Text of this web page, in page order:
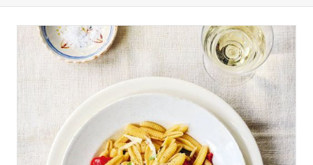
INLOGGEN
AANMELDEN
HOME
RECEPTEN
WEEKMENU'S